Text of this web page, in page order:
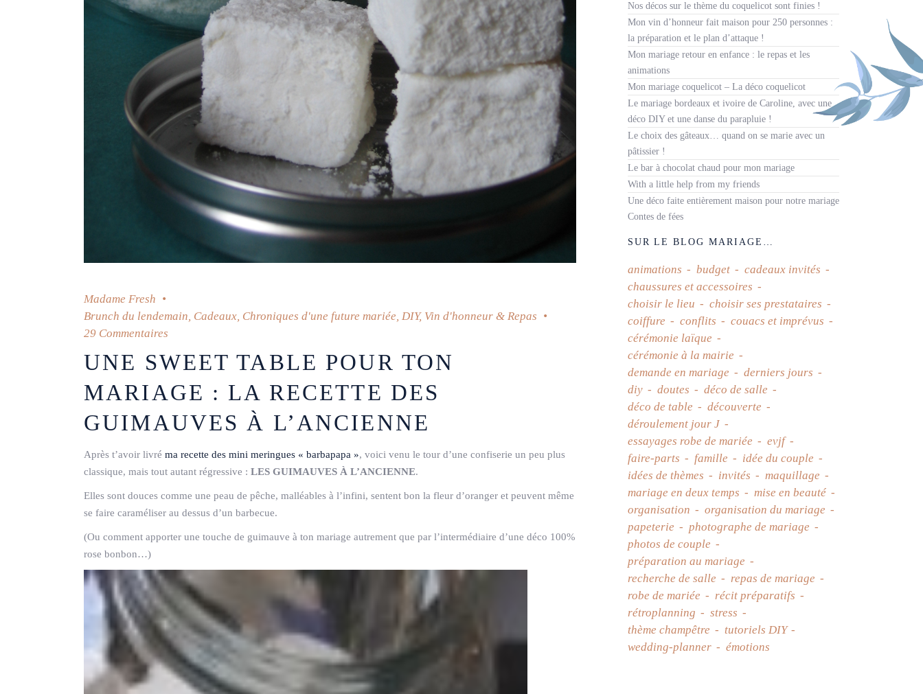
Madame Fresh
Brunch du lendemain Cadeaux Chroniques d'une future mariée DIY, Vin d'honneur & Repas
29 Commentaires
UNE SWEET TABLE POUR TON
MARIAGE : LA RECETTE DES
GUIMAUVES À L’ANCIENNE
Après t’avoir livré ma recette des mini meringues « barbapapa », voici venu le tour d’une confiserie un peu plus
classique, mais tout autant régressive : LES GUIMAUVES À L’ANCIENNE.
Elles sont douces comme une peau de pêche, malléables à l’infini, sentent bon la fleur d’oranger et peuvent même
se faire caraméliser au dessus d’un barbecue.
(Ou comment apporter une touche de guimauve à ton mariage autrement que par l’intermédiaire d’une déco 100%
rose bonbon…)
Nos décos sur le thème du coquelicot sont finies !
Mon vin d’honneur fait maison pour 250 personnes :
la préparation et le plan d’attaque !
Mon mariage retour en enfance : le repas et les
animations
Mon mariage coquelicot – La déco coquelicot
Le mariage bordeaux et ivoire de Caroline, avec une
déco DIY et une danse du parapluie !
Le choix des gâteaux… quand on se marie avec un
pâtissier !
Le bar à chocolat chaud pour mon mariage
With a little help from my friends
Une déco faite entièrement maison pour notre mariage
Contes de fées
SUR LE BLOG MARIAGE…
animations budget
cadeaux invités
chaussures et accessoires
choisir le lieu
choisir ses prestataires
coiffure
conflits
couacs et imprévus
cérémonie laïque
cérémonie à la mairie
demande en mariage
derniers jours
diy
doutes
déco de salle
déco de table
découverte
déroulement jour J
essayages robe de mariée
evjf
faire-parts
famille
idée du couple
idées de thèmes
invités
maquillage
mariage en deux temps
mise en beauté
organisation
organisation du mariage
papeterie
photographe de mariage
photos de couple
préparation au mariage
recherche de salle
repas de mariage
robe de mariée
récit préparatifs
rétroplanning
stress
thème champêtre
tutoriels DIY
wedding-planner
émotions